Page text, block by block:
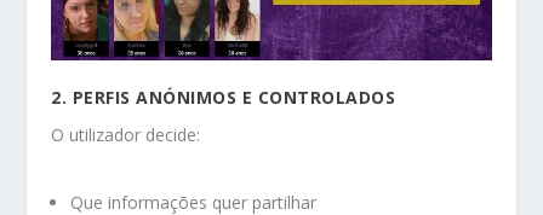
2. PERFIS ANÓNIMOS E CONTROLADOS
O utilizador decide:
Que informações quer partilhar